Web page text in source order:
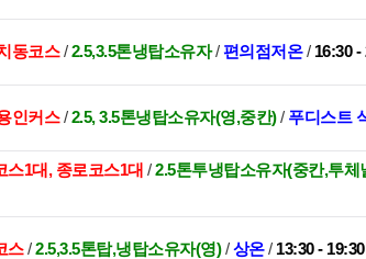
동코스/2.5,3.5톤냉탑소유자/편의점저온/ 16:30 -
인커스/2.5, 3.5톤냉탑소유자(영,중칸)/ 푸디스트
스1대, 종로코스1대 /2.5톤투냉탑소유자(중칸,투체
스/2.5,3.5톤탑,냉탑소유자(영)/상온/ 13:30 - 19:30